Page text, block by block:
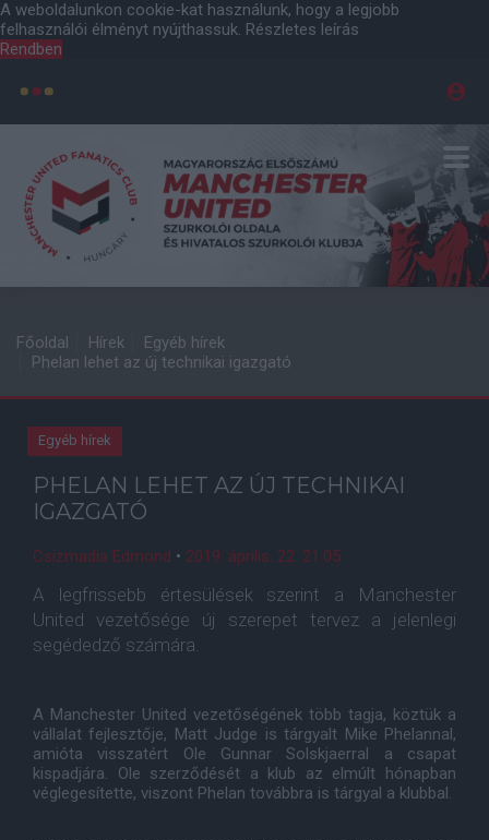
A weboldalunkon cookie-kat használunk, hogy a legjobb
felhasználói élményt nyújthassuk. Részletes leírás
Rendben
Főoldal Hírek
Egyéb hírek
Phelan lehet az új technikai igazgató
Egyéb hírek
PHELAN LEHET AZ ÚJ TECHNIKAI
IGAZGATÓ
Csizmadia Edmond • 2019. április. 22. 21:05
A legfrissebb értesülések szerint a Manchester
United vezetősége új szerepet tervez a jelenlegi
segédedző számára.
A Manchester United vezetőségének több tagja, köztük a
vállalat fejlesztője, Matt Judge is tárgyalt Mike Phelannal,
amióta visszatért Ole Gunnar Solskjaerral a csapat
kispadjára. Ole szerződését a klub az elmúlt hónapban
véglegesítette, viszont Phelan továbbra is tárgyal a klubbal.